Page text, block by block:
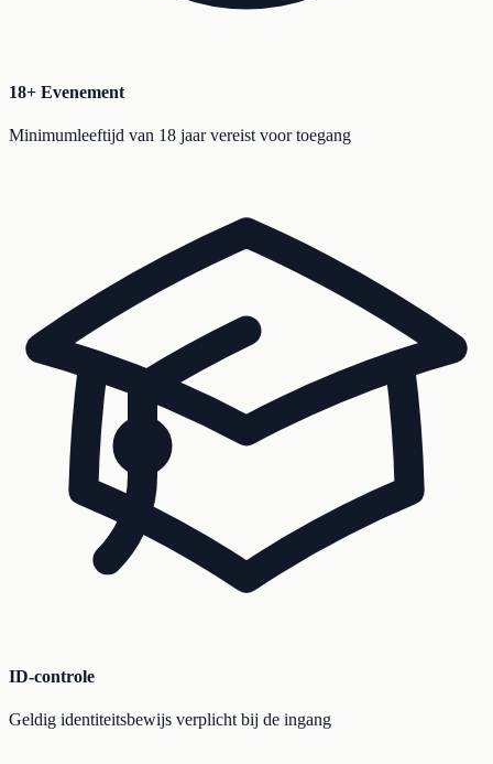
18+ Evenement
Minimumleeftijd van 18 jaar vereist voor toegang
ID-controle
Geldig identiteitsbewijs verplicht bij de ingang